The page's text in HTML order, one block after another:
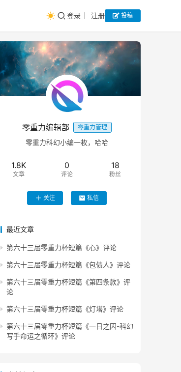
登录 注册 投稿
零重力编辑部 零重力管理
零重力科幻小编一枚，哈哈
1.8K
文章
0
评论
18
粉丝
关注 私信
最近文章
第六十三届零重力杯短篇《心》评论
第六十三届零重力杯短篇《包债人》评论
第六十三届零重力杯短篇《第四条款》评
论
第六十三届零重力杯短篇《灯塔》评论
第六十三届零重力杯短篇《一日之囚-科幻
写手命运之循环》评论